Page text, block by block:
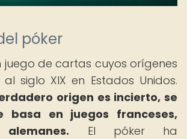
póker
juego de cartas cuyos orígenes
siglo XIX en Estados Unidos.
origen es incierto, se
basa en juegos franceses,
El póker ha